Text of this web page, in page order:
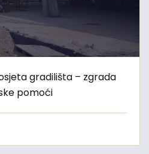
gradilišta – zgrada
pomoći